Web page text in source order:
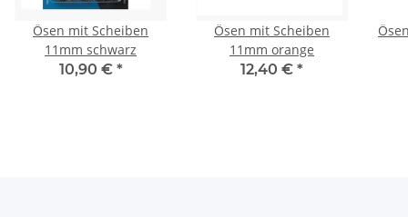
Ösen mit Scheiben
11mm schwarz
10,90 € *
Ösen mit Scheiben
11mm orange
12,40 € *